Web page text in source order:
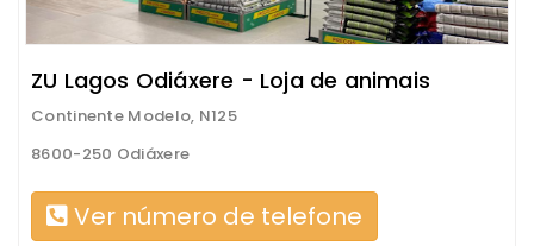
ZU Lagos Odiáxere - Loja de animais
Continente Modelo, N125
8600-250 Odiáxere
Ver número de telefone